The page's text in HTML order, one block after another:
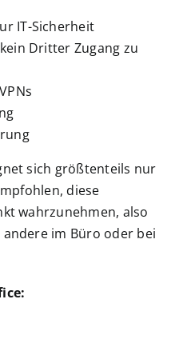
IT-Sicherheit
Dritter Zugang zu
sich größtenteils nur
diese
wahrzunehmen, also
im Büro oder bei